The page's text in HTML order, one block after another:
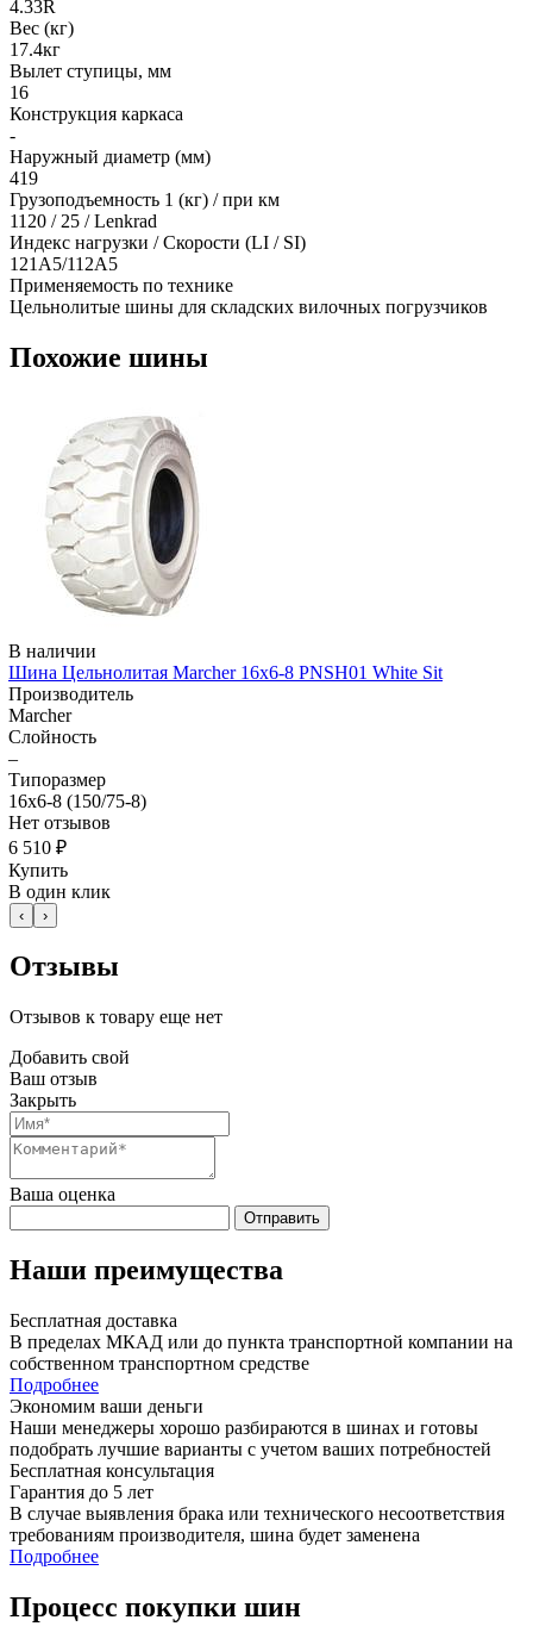
4.33R
Вес (кг)
17.4кг
Вылет ступицы, мм
16
Конструкция каркаса
-
Наружный диаметр (мм)
419
Грузоподъемность 1 (кг) / при км
1120 / 25 / Lenkrad
Индекс нагрузки / Скорости (LI / SI)
121A5/112A5
Применяемость по технике
Цельнолитые шины для складских вилочных погрузчиков
Похожие шины
В наличии
Шина Цельнолитая Marcher 16x6-8 PNSH01 White Sit
Производитель
Marcher
Слойность
–
Типоразмер
16x6-8 (150/75-8)
Нет отзывов
6 510 ₽
Купить
В один клик
‹ ›
Отзывы
Отзывов к товару еще нет
Добавить свой
Ваш отзыв
Закрыть
Ваша оценка
Отправить
Наши преимущества
Бесплатная доставка
В пределах МКАД или до пункта транспортной компании на
собственном транспортном средстве
Подробнее
Экономим ваши деньги
Наши менеджеры хорошо разбираются в шинах и готовы
подобрать лучшие варианты с учетом ваших потребностей
Бесплатная консультация
Гарантия до 5 лет
В случае выявления брака или технического несоответствия
требованиям производителя, шина будет заменена
Подробнее
Процесс покупки шин